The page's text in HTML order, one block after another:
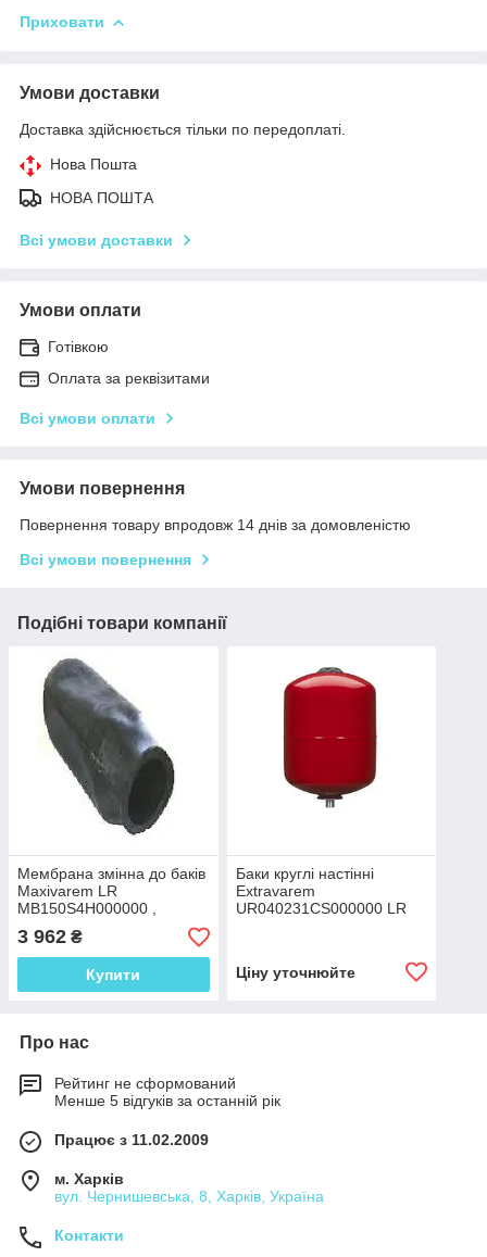
Приховати
Умови доставки
Доставка здійснюється тільки по передоплаті.
Нова Пошта
НОВА ПОШТА
Всі умови доставки
Умови оплати
Готівкою
Оплата за реквізитами
Всі умови оплати
Умови повернення
Повернення товару впродовж 14 днів за домовленістю
Всі умови повернення
Подібні товари компанії
Мембрана змінна до баків
Maxivarem LR
MB150S4H000000 ,
VAREM (Італія)
3 962 ₴
Купити
Баки круглі настінні
Extravarem
UR040231CS000000 LR
Ціну уточнюйте
Про нас
Рейтинг не сформований
Менше 5 відгуків за останній рік
Працює з 11.02.2009
м. Харків
вул. Чернишевська, 8, Харків, Україна
Контакти